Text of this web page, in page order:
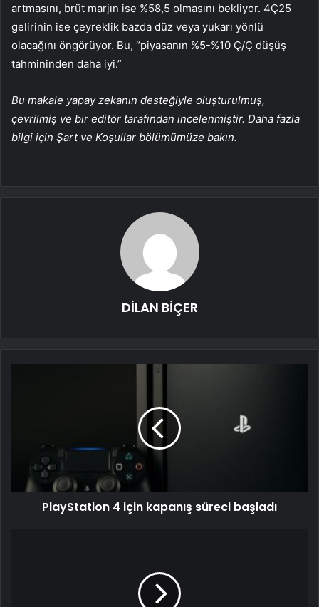
artmasını, brüt marjın ise %58,5 olmasını bekliyor. 4Ç25
gelirinin ise çeyreklik bazda düz veya yukarı yönlü
olacağını öngörüyor. Bu, “piyasanın %5-%10 Ç/Ç düşüş
tahmininden daha iyi.”
Bu makale yapay zekanın desteğiyle oluşturulmuş,
çevrilmiş ve bir editör tarafından incelenmiştir. Daha fazla
bilgi için Şart ve Koşullar bölümümüze bakın.
DİLAN BİÇER
PlayStation 4 için kapanış süreci başladı